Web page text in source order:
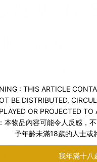
輕鬆入門與深入探索。
時光閃亮升級 🌟
刺激